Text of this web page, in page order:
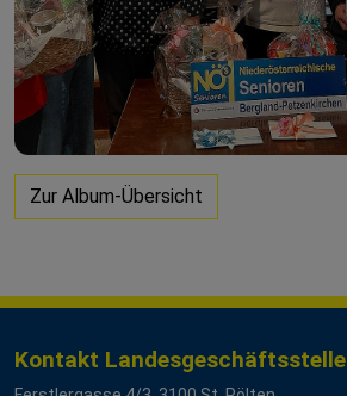
Zur Album-Übersicht
Kontakt Landesgeschäftsstelle